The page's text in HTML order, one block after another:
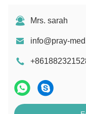
Mrs. sarah
info@pray-